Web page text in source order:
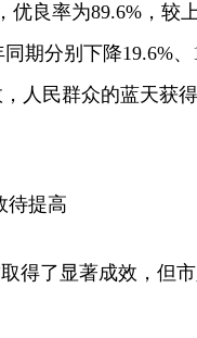
优良率为89.6%，较
期分别下降19.6%
人民群众的蓝天获
提高
了显著成效，但市